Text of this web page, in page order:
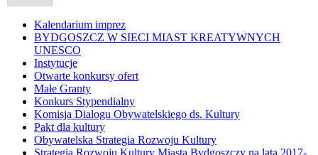
Kalendarium imprez
BYDGOSZCZ W SIECI MIAST KREATYWNYCH
UNESCO
Instytucje
Otwarte konkursy ofert
Małe Granty
Konkurs Stypendialny
Komisja Dialogu Obywatelskiego ds. Kultury
Pakt dla kultury
Obywatelska Strategia Rozwoju Kultury